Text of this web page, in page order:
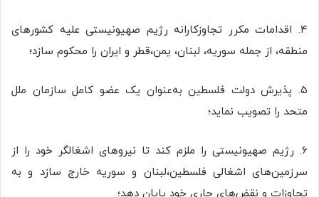
۴. اقدامات مکرر تجاوزکارانه رژیم صهیونیستی علیه کشورهای
منطقه، از جمله سوریه، لبنان، یمن،قطر و ایران را محکوم سازد؛
۵. پذیرش دولت فلسطین به‌عنوان یک عضو کامل سازمان ملل
متحد را تصویب نماید؛
۶. رژیم صهیونیستی را ملزم کند تا نیروهای اشغالگر خود را از
سرزمین‌های اشغالی فلسطین،لبنان و سوریه خارج سازد و به
تجاوزات و نقض‌های جاری خود پایان دهد؛